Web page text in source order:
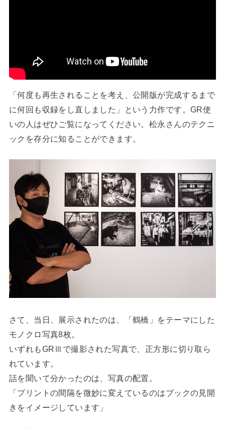
「何度も再生されることを考え、公開版が完成するまで
に何回も収録をし直しました」という力作です。GR使
いの人はぜひご覧になってください。松永さんのテクニ
ックを存分に知ることができます。
さて、当日、展示されたのは、「鶴橋」をテーマにした
モノクロ写真8枚。
いずれもGRⅢで撮影された写真で、正方形に切り取ら
れています。
話を聞いて分かったのは、写真の配置。
「プリントの間隔を微妙に変えているのはブックの見開
きをイメージしています」